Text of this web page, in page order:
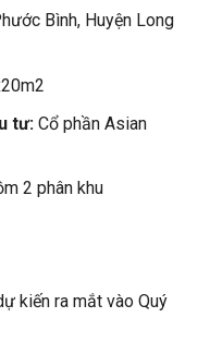
Bình, Huyện Long
tư:Cổ phần Asian
2 phân khu
kiến ra mắt vào Quý